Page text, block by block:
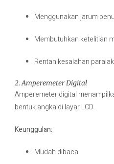
Menggunakan jarum
Membutuhkan ketelitian
Rentan kesalahan
2. Amperemeter Digital
Amperemeter digital
bentuk angka di layar LCD.
Keunggulan:
Mudah dibaca